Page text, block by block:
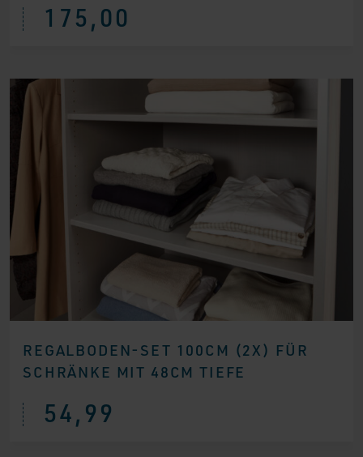
175,00
REGALBODEN-SET 100CM (2X) FÜR
SCHRÄNKE MIT 48CM TIEFE
54,99